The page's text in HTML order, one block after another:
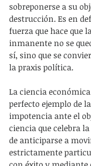
sobreponerse a su
destrucción. Es en
fuerza que hace que
inmanente no se
sí, sino que se
la praxis política.
La ciencia
perfecto ejemplo de
impotencia ante el
ciencia que celebra
de anticiparse a
estrictamente